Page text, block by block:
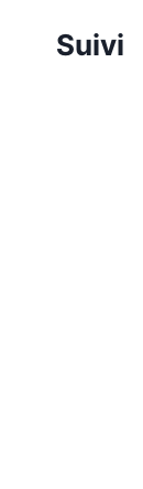
Suivi